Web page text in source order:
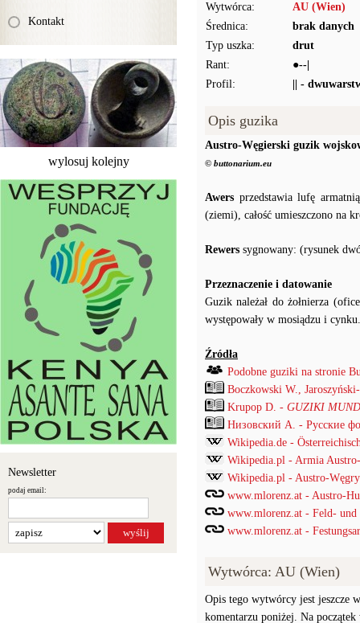
Kontakt
wylosuj kolejny
Newsletter
podaj email:
Wytwórca:
AU (Wien)
Średnica:
brak danych
Typ uszka:
drut
Rant:
●--|
Profil:
|| -
Opis guzika
Austro-Węgierski guzik
© buttonarium.eu
Awers przedstawia lufę
(ziemi), całość umieszczono na
Rewers sygnowany: (rysunek
Przeznaczenie i datowanie
Guzik należał do żołnierza
występowały w mosiądzu i cynku.
Źródła
Podobne guziki na stronie
Boczkowski W.,
Krupop D. - GUZIKI
Низовский А. - Русские
Wikipedia.de -
Wikipedia.pl - Armia
Wikipedia.pl - Austro-Węgry
www.mlorenz.at - Austro-
www.mlorenz.at - Feld-
www.mlorenz.at -
Wytwórca: AU (Wien)
Opis tego wytwórcy jest jeszcze
komentarzu poniżej. Na